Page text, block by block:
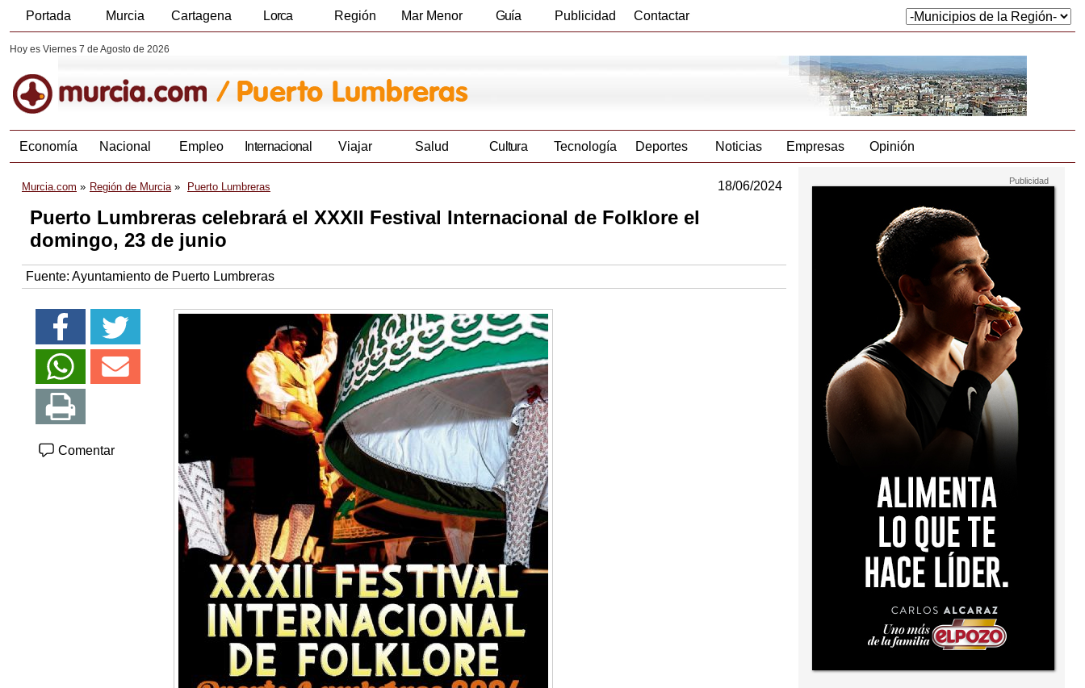
Portada Murcia Cartagena Lorca Región Mar Menor Guía Publicidad Contactar
Hoy es Viernes 7 de Agosto de 2026
Economía Nacional Empleo Internacional Viajar Salud Cultura Tecnología Deportes Noticias Empresas Opinión
Murcia.com Región de Murcia Puerto Lumbreras 18/06/2024
Puerto Lumbreras celebrará el XXXII Festival Internacional de Folklore el
domingo, 23 de junio
Fuente: Ayuntamiento de Puerto Lumbreras
Comentar